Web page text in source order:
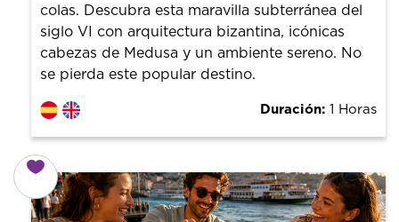
colas. Descubra esta maravilla subterránea del
siglo VI con arquitectura bizantina, icónicas
cabezas de Medusa y un ambiente sereno. No
se pierda este popular destino.
Duración: 1 Horas